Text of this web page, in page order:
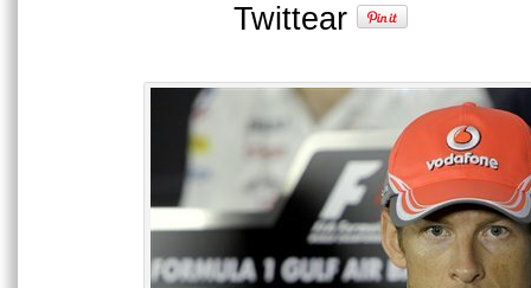
Twittear